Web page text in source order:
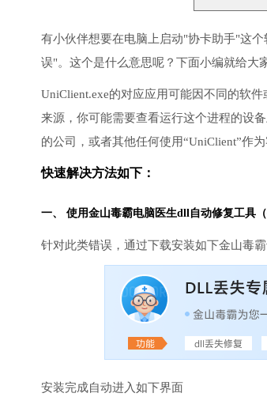
有小伙伴想要在电脑上启动"协卡助手"这
误"。这个是什么意思呢？下面小编就给大
UniClient.exe的对应应用可能因不同的软
来源，你可能需要查看运行这个进程的设
的公司，或者其他任何使用“UniClient”作
快速解决方法如下：
一、 使用金山毒霸电脑医生dll自动修复工具（
针对此类错误，通过下载安装如下金山毒
安装完成自动进入如下界面